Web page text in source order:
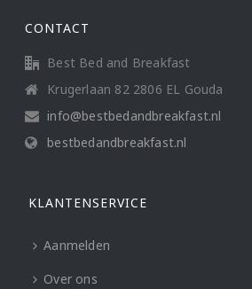
CONTACT
Best Bed and Breakfast
Krugerlaan 82 2806 EL Gouda
info@bestbedandbreakfast.nl
bestbedandbreakfast.nl
KLANTENSERVICE
Aanmelden
Over ons